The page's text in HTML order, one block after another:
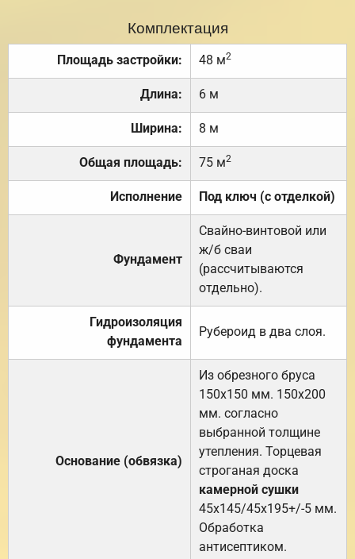
Комплектация
Площадь застройки: 48 м2
Длина: 6 м
Ширина: 8 м
Общая площадь: 75 м2
Исполнение Под ключ (с отделкой)
Фундамент
Свайно-винтовой или
ж/б сваи
(рассчитываются
отдельно).
Гидроизоляция
фундамента
Рубероид в два слоя.
Основание (обвязка)
Из обрезного бруса
150х150 мм. 150х200
мм. согласно
выбранной толщине
утепления. Торцевая
строганая доска
камерной сушки
45х145/45х195+/-5 мм.
Обработка
антисептиком.